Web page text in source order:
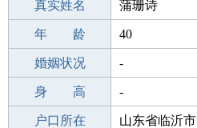
真实姓名 蒲珊诗
性 别 女
年 龄 40
出生年月 1986-12-10
婚姻状况 -
学 历 职校/技校
身 高 -
毕业学校 沈阳艺颖形象
户口所在 山东省临沂